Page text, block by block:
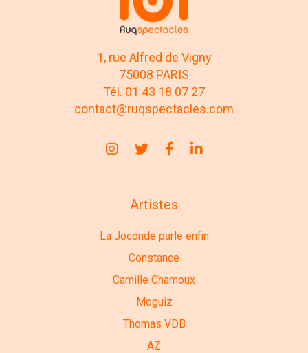
1, rue Alfred de Vigny
75008 PARIS
Tél. 01 43 18 07 27
contact@ruqspectacles.com
Artistes
La Joconde parle enfin
Constance
Camille Chamoux
Moguiz
Thomas VDB
AZ